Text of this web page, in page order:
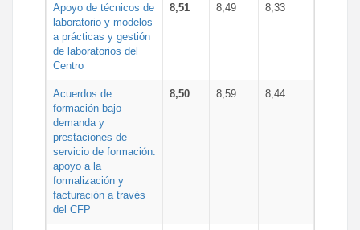
Apoyo de técnicos de
laboratorio y modelos
a prácticas y gestión
de laboratorios del
Centro
8,51 8,49 8,33
Acuerdos de
formación bajo
demanda y
prestaciones de
servicio de formación:
apoyo a la
formalización y
facturación a través
del CFP
8,50 8,59 8,44